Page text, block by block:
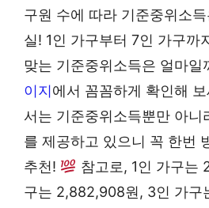
구원 수에 따라 기준중위소
실! 1인 가구부터 7인 가구까
맞는 기준중위소득은 얼마일
이지에서 꼼꼼하게 확인해
서는 기준중위소득뿐만 아니
를 제공하고 있으니 꼭 한번
추천!
참고로, 1인 가구는
구는 2,882,908원, 3인 가구